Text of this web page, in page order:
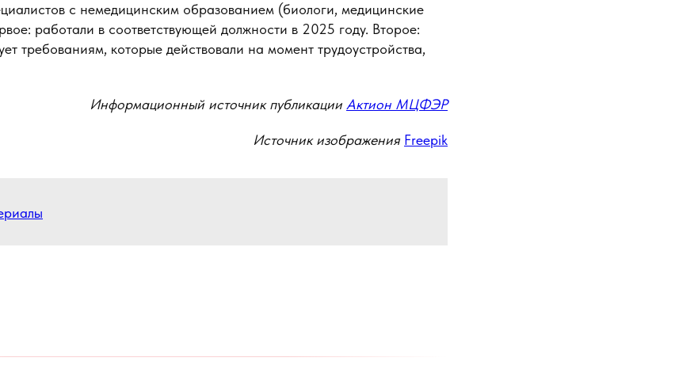
с немедицинским образованием (биологи, медицинские
работали в соответствующей должности в 2025 году. Второе:
требованиям, которые действовали на момент трудоустройства,
Информационный источник публикации Актион МЦФЭР
Источник изображения Freepik